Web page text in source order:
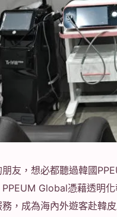
友，想必都聽過韓國
Global憑藉透明
，成為海內外遊客赴韓